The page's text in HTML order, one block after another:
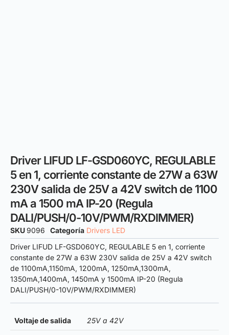
Driver LIFUD LF-GSD060YC, REGULABLE
5 en 1, corriente constante de 27W a 63W
230V salida de 25V a 42V switch de 1100
mA a 1500 mA IP-20 (Regula
DALI/PUSH/0-10V/PWM/RXDIMMER)
SKU9096 Categoría Drivers LED
Driver LIFUD LF-GSD060YC, REGULABLE 5 en 1, corriente
constante de 27W a 63W 230V salida de 25V a 42V switch
de 1100mA,1150mA, 1200mA, 1250mA,1300mA,
1350mA,1400mA, 1450mA y 1500mA IP-20 (Regula
DALI/PUSH/0-10V/PWM/RXDIMMER)
Voltaje de salida 25V a 42V